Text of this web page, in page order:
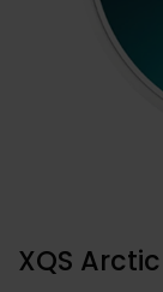
XQS